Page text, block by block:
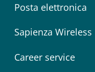
Posta elettronica
Sapienza Wireless
Career service